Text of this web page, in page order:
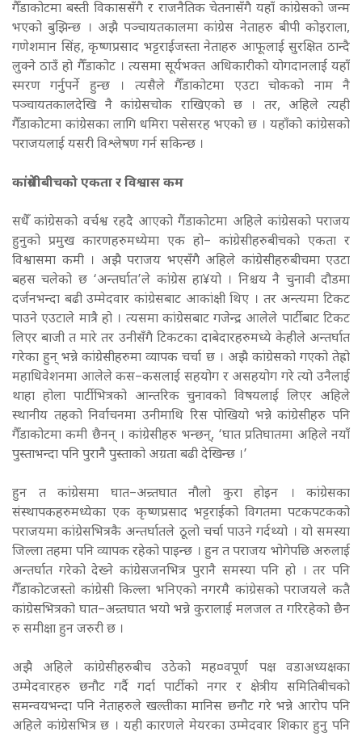
गैँडाकोटमा बस्ती विकाससँगै र राजनैतिक चेतनासँगै यहाँ कांग्रेसको जन्म
भएको बुझिन्छ । अझै पञ्चायतकालमा कांग्रेस नेताहरु बीपी कोइराला,
गणेशमान सिंह, कृष्णप्रसाद भट्टराईजस्ता नेताहरु आफूलाई सुरक्षित ठान्दै
लुक्ने ठाउँ हो गैँडाकोट । त्यसमा सूर्यभक्त अधिकारीको योगदानलाई यहाँ
स्मरण गर्नुपर्ने हुन्छ । त्यसैले गैँडाकोटमा एउटा चोकको नाम नै
पञ्चायतकालदेखि नै कांग्रेसचोक राखिएको छ । तर, अहिले त्यही
गैँडाकोटमा कांग्रेसका लागि धमिरा पसेसरह भएको छ । यहाँको कांग्रेसको
पराजयलाई यसरी विश्लेषण गर्न सकिन्छ ।
कांग्रेसीबीचको एकता र विश्वास कम
सधैँ कांग्रेसको वर्चश्व रहदै आएको गैंडाकोटमा अहिले कांग्रेसको पराजय
हुनुको प्रमुख कारणहरुमध्येमा एक हो– कांग्रेसीहरुबीचको एकता र
विश्वासमा कमी । अझै पराजय भएसँगै अहिले कांग्रेसीहरुबीचमा एउटा
बहस चलेको छ ‘अन्तर्घात’ले कांग्रेस हा¥यो । निश्चय नै चुनावी दौडमा
दर्जनभन्दा बढी उम्मेदवार कांग्रेसबाट आकांक्षी थिए । तर अन्त्यमा टिकट
पाउने एउटाले मात्रै हो । त्यसमा कांग्रेसबाट गजेन्द्र आलेले पार्टीबाट टिकट
लिएर बाजी त मारे तर उनीसँगै टिकटका दाबेदारहरुमध्ये केहीले अन्तर्घात
गरेका हुन् भन्ने कांग्रेसीहरुमा व्यापक चर्चा छ । अझै कांग्रेसको गएको तेह्रो
महाधिवेशनमा आलेले कस–कसलाई सहयोग र असहयोग गरे त्यो उनैलाई
थाहा होला पार्टीभित्रको आन्तरिक चुनावको विषयलाई लिएर अहिले
स्थानीय तहको निर्वाचनमा उनीमाथि रिस पोखियो भन्ने कांग्रेसीहरु पनि
गैँडाकोटमा कमी छैनन् । कांग्रेसीहरु भन्छन्, ‘घात प्रतिघातमा अहिले नयाँ
पुस्ताभन्दा पनि पुरानै पुस्ताको अग्रता बढी देखिन्छ ।’
हुन त कांग्रेसमा घात–अन्र्तघात नौलो कुरा होइन । कांग्रेसका
संस्थापकहरुमध्येका एक कृष्णप्रसाद भट्टराईको विगतमा पटकपटकको
पराजयमा कांग्रेसभित्रकै अन्तर्घातले ठूलो चर्चा पाउने गर्दथ्यो । यो समस्या
जिल्ला तहमा पनि व्यापक रहेको पाइन्छ । हुन त पराजय भोगेपछि अरुलाई
अन्तर्घात गरेको देख्ने कांग्रेसजनभित्र पुरानै समस्या पनि हो । तर पनि
गैँडाकोटजस्तो कांग्रेसी किल्ला भनिएको नगरमै कांग्रेसको पराजयले कतै
कांग्रेसभित्रको घात–अन्र्तघात भयो भन्ने कुरालाई मलजल त गरिरहेको छैन
रु समीक्षा हुन जरुरी छ ।
अझै अहिले कांग्रेसीहरुबीच उठेको मह¤वपूर्ण पक्ष वडाअध्यक्षका
उम्मेदवारहरु छनौट गर्दै गर्दा पार्टीको नगर र क्षेत्रीय समितिबीचको
समन्वयभन्दा पनि नेताहरुले खल्तीका मानिस छनौट गरे भन्ने आरोप पनि
अहिले कांग्रेसभित्र छ । यही कारणले मेयरका उम्मेदवार शिकार हुनु पनि